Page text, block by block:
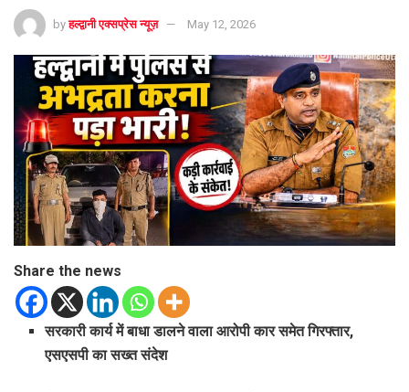
by हल्द्वानी एक्सप्रेस न्यूज़ May 12, 2026
Share the news
सरकारी कार्य में बाधा डालने वाला आरोपी कार समेत गिरफ्तार,
एसएसपी का सख्त संदेश